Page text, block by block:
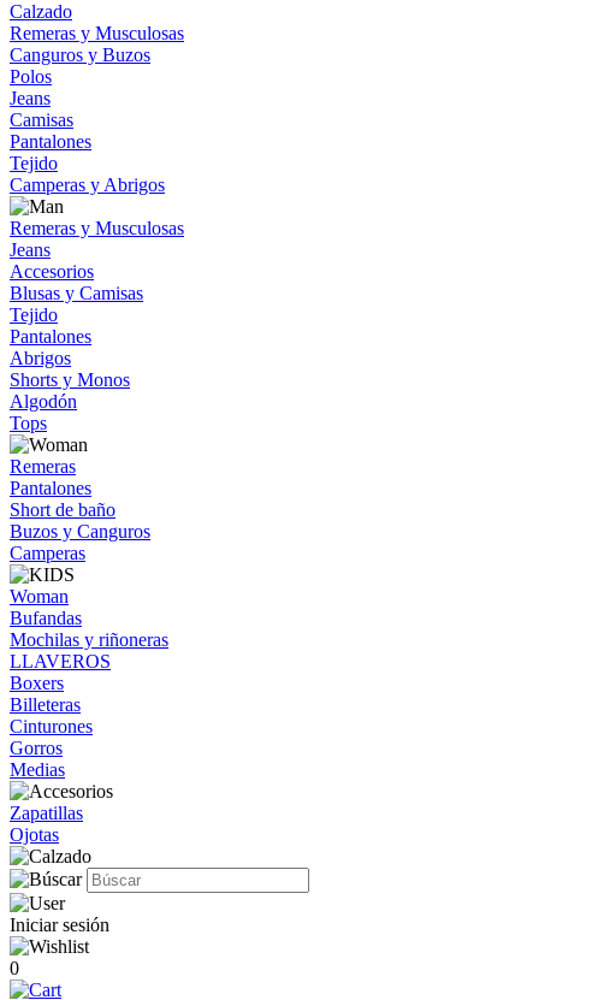
Calzado
Remeras y Musculosas
Canguros y Buzos
Polos
Jeans
Camisas
Pantalones
Tejido
Camperas y Abrigos
Remeras y Musculosas
Jeans
Accesorios
Blusas y Camisas
Tejido
Pantalones
Abrigos
Shorts y Monos
Algodón
Tops
Remeras
Pantalones
Short de baño
Buzos y Canguros
Camperas
Woman
Bufandas
Mochilas y riñoneras
LLAVEROS
Boxers
Billeteras
Cinturones
Gorros
Medias
Zapatillas
Ojotas
Iniciar sesión
0